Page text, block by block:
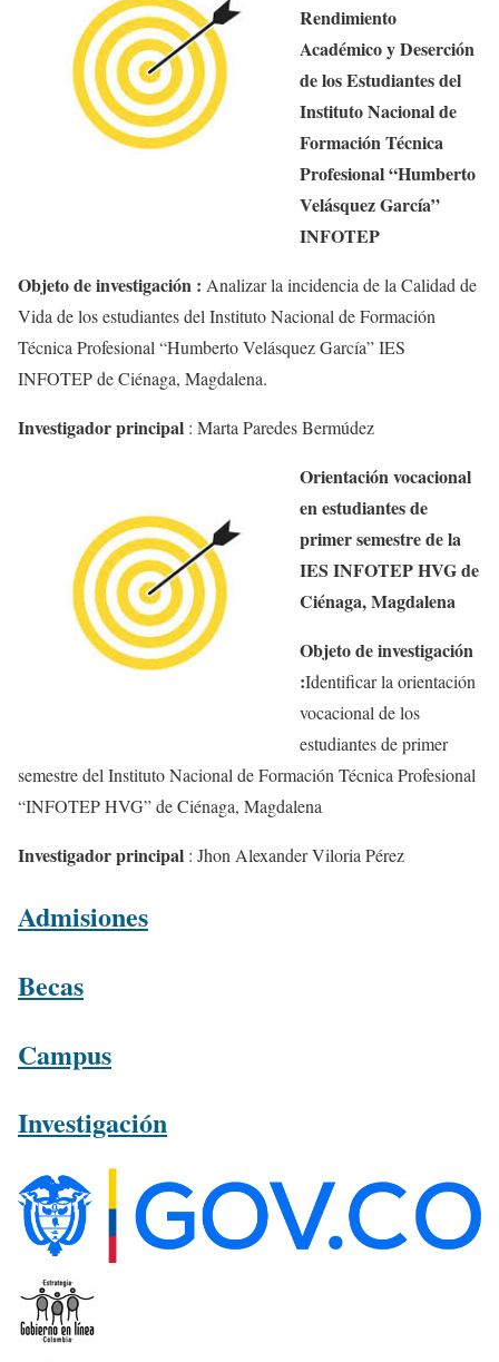
Rendimiento
Académico y Deserción
de los Estudiantes del
Instituto Nacional de
Formación Técnica
Profesional “Humberto
Velásquez García”
INFOTEP
Objeto de investigación : Analizar la incidencia de la Calidad de
Vida de los estudiantes del Instituto Nacional de Formación
Técnica Profesional “Humberto Velásquez García” IES
INFOTEP de Ciénaga, Magdalena.
Investigador principal : Marta Paredes Bermúdez
Orientación vocacional
en estudiantes de
primer semestre de la
IES INFOTEP HVG de
Ciénaga, Magdalena
Objeto de investigación
:Identificar la orientación
vocacional de los
estudiantes de primer
semestre del Instituto Nacional de Formación Técnica Profesional
“INFOTEP HVG” de Ciénaga, Magdalena
Investigador principal : Jhon Alexander Viloria Pérez
Admisiones
Becas
Campus
Investigación